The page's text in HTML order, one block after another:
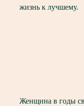
жизнь к лучшему.
Женщина в годы